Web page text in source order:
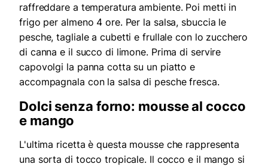
raffreddare a temperatura ambiente. Poi metti in
frigo per almeno 4 ore. Per la salsa, sbuccia le
pesche, tagliale a cubetti e frullale con lo zucchero
di canna e il succo di limone. Prima di servire
capovolgi la panna cotta su un piatto e
accompagnala con la salsa di pesche fresca.
Dolci senza forno: mousse al cocco
e mango
L'ultima ricetta è questa mousse che rappresenta
una sorta di tocco tropicale. Il cocco e il mango si